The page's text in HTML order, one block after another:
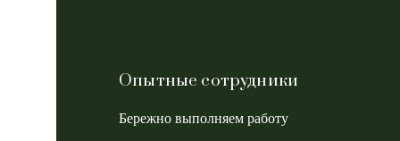
Опытные сотрудники
Бережно выполняем работу